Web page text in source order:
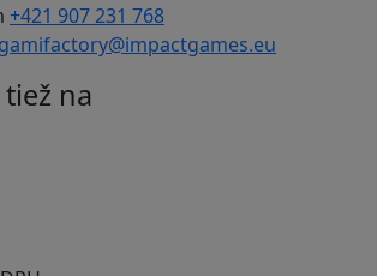
+421 907 231 768
gamifactory@impactgames.eu
na